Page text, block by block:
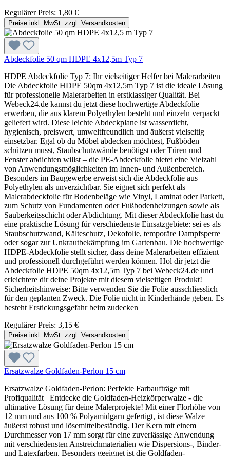
Regulärer Preis: 1,80 €
Preise inkl. MwSt. zzgl. Versandkosten
Abdeckfolie 50 qm HDPE 4x12,5m Typ 7
HDPE Abdeckfolie Typ 7: Ihr vielseitiger Helfer bei Malerarbeiten
Die Abdeckfolie HDPE 50qm 4x12,5m Typ 7 ist die ideale Lösung
für professionelle Malerarbeiten in erstklassiger Qualität. Bei
Webeck24.de kannst du jetzt diese hochwertige Abdeckfolie
erwerben, die aus klarem Polyethylen besteht und einzeln verpackt
geliefert wird. Diese leichte Abdeckplane ist wasserdicht,
hygienisch, preiswert, umweltfreundlich und äußerst vielseitig
einsetzbar. Egal ob du Möbel abdecken möchtest, Fußböden
schützen musst, Staubschutzwände benötigst oder Türen und
Fenster abdichten willst – die PE-Abdeckfolie bietet eine Vielzahl
von Anwendungsmöglichkeiten im Innen- und Außenbereich.
Besonders im Baugewerbe erweist sich die Abdeckfolie aus
Polyethylen als unverzichtbar. Sie eignet sich perfekt als
Malerabdeckfolie für Bodenbeläge wie Vinyl, Laminat oder Parkett,
zum Schutz von Fundamenten oder Fußbodenheizungen sowie als
Sauberkeitsschicht oder Abdichtung. Mit dieser Abdeckfolie hast du
eine praktische Lösung für verschiedenste Einsatzgebiete: sei es als
Staubschutzwand, Kälteschutz, Dekofolie, temporäre Dampfsperre
oder sogar zur Unkrautbekämpfung im Gartenbau. Die hochwertige
HDPE-Abdeckfolie stellt sicher, dass deine Malerarbeiten effizient
und professionell durchgeführt werden können. Hol dir jetzt die
Abdeckfolie HDPE 50qm 4x12,5m Typ 7 bei Webeck24.de und
erleichtere dir deine Projekte mit diesem vielseitigen Produkt!
Sicherheitshinweise: Bitte verwenden Sie die Folie ausschliesslich
für den geplanten Zweck. Die Folie nicht in Kinderhände geben. Es
besteht Erstickungsgefahr beim zudecken
Regulärer Preis: 3,15 €
Preise inkl. MwSt. zzgl. Versandkosten
Ersatzwalze Goldfaden-Perlon 15 cm
Ersatzwalze Goldfaden-Perlon: Perfekte Farbaufträge mit
Profiqualität Entdecke die Goldfaden-Heizkörperwalze - die
ultimative Lösung für deine Malerprojekte! Mit einer Florhöhe von
12 mm und aus 100 % Polyamidgarn gefertigt, ist diese Walze
äußerst robust und lösemittelbeständig. Der Kern mit einem
Durchmesser von 17 mm sorgt für eine zuverlässige Anwendung
mit verschiedensten Anstreichmaterialien wie Dispersions-, Binder-
und Latexfarben. Besonders geeignet ist die Goldfaden-